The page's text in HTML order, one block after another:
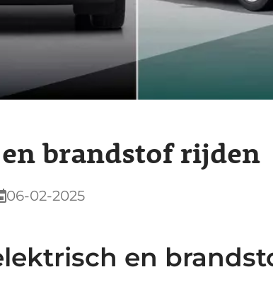
brandstof rijden
06-02-2025
en